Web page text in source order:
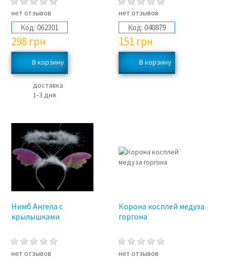
нет отзывов
Код: 062301
298 грн
доставка
1‑3 дня
нет отзывов
Код: 040879
151 грн
Нимб Ангела с
крылышками
нет отзывов
Корона косплей медуза
горгона
нет отзывов